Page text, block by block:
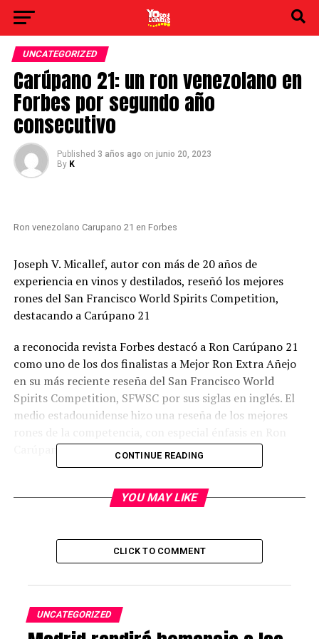
UNCATEGORIZED
Carúpano 21: un ron venezolano en
Forbes por segundo año
consecutivo
Published 3 años ago on junio 20, 2023
By K
Ron venezolano Carupano 21 en Forbes
Joseph V. Micallef, autor con más de 20 años de
experiencia en vinos y destilados, reseñó los mejores
rones del San Francisco World Spirits Competition,
destacando a Carúpano 21
a reconocida revista Forbes destacó a Ron Carúpano 21
como uno de los dos finalistas a Mejor Ron Extra Añejo
en su más reciente reseña del San Francisco World
Spirits Competition, SFWSC por sus siglas en inglés. El
medio estadounidense hizo una reseña de los mejores
Carúpano 21.
en esta revista de influencia internacional.
años de experiencia escribiendo sobre vinos y destilados,
nuevamente enfatizó en las características
distingue por sus pronunciadas notas a caramelo,
vainilla y canela en nariz, notas a frutas tropicales,
CONTINUE READING
YOU MAY LIKE
CLICK TO COMMENT
UNCATEGORIZED